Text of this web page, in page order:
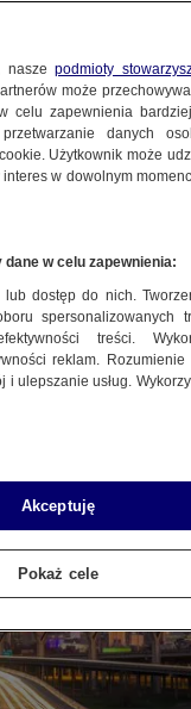
Jorku
naszepodmioty
może
celu zapewnienia
danych
Użytkownik może
w dowolnym
w celu zapewnienia:
lub dostęp do nich.
spersonalizowanych
treści.
reklam.
i ulepszanie usług.
Akceptuję
Pokaż cele